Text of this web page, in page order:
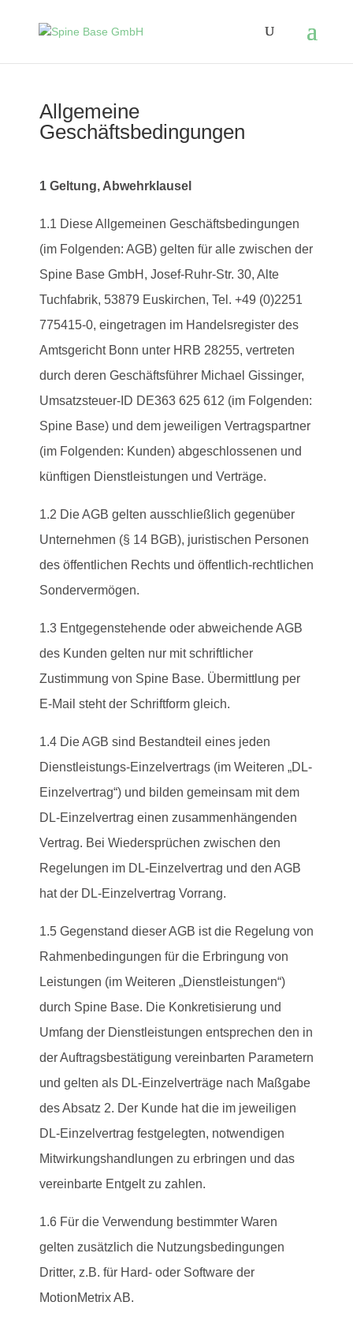
Allgemeine
Geschäftsbedingungen
1 Geltung, Abwehrklausel
1.1 Diese Allgemeinen Geschäftsbedingungen
(im Folgenden: AGB) gelten für alle zwischen der
Spine Base GmbH, Josef-Ruhr-Str. 30, Alte
Tuchfabrik, 53879 Euskirchen, Tel. +49 (0)2251
775415-0, eingetragen im Handelsregister des
Amtsgericht Bonn unter HRB 28255, vertreten
durch deren Geschäftsführer Michael Gissinger,
Umsatzsteuer-ID DE363 625 612 (im Folgenden:
Spine Base) und dem jeweiligen Vertragspartner
(im Folgenden: Kunden) abgeschlossenen und
künftigen Dienstleistungen und Verträge.
1.2 Die AGB gelten ausschließlich gegenüber
Unternehmen (§ 14 BGB), juristischen Personen
des öffentlichen Rechts und öffentlich-rechtlichen
Sondervermögen.
1.3 Entgegenstehende oder abweichende AGB
des Kunden gelten nur mit schriftlicher
Zustimmung von Spine Base. Übermittlung per
E-Mail steht der Schriftform gleich.
1.4 Die AGB sind Bestandteil eines jeden
Dienstleistungs-Einzelvertrags (im Weiteren „DL-
Einzelvertrag“) und bilden gemeinsam mit dem
DL-Einzelvertrag einen zusammenhängenden
Vertrag. Bei Wiedersprüchen zwischen den
Regelungen im DL-Einzelvertrag und den AGB
hat der DL-Einzelvertrag Vorrang.
1.5 Gegenstand dieser AGB ist die Regelung von
Rahmenbedingungen für die Erbringung von
Leistungen (im Weiteren „Dienstleistungen“)
durch Spine Base. Die Konkretisierung und
Umfang der Dienstleistungen entsprechen den in
der Auftragsbestätigung vereinbarten Parametern
und gelten als DL-Einzelverträge nach Maßgabe
des Absatz 2. Der Kunde hat die im jeweiligen
DL-Einzelvertrag festgelegten, notwendigen
Mitwirkungshandlungen zu erbringen und das
vereinbarte Entgelt zu zahlen.
1.6 Für die Verwendung bestimmter Waren
gelten zusätzlich die Nutzungsbedingungen
Dritter, z.B. für Hard- oder Software der
MotionMetrix AB.